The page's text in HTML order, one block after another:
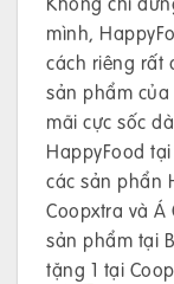
mình,
cách riêng rất
sản phẩm
mãi cực sốc
HappyFood
các sản phẩn
Coopxtra và Á
sản phẩm tại
tặng 1 tại